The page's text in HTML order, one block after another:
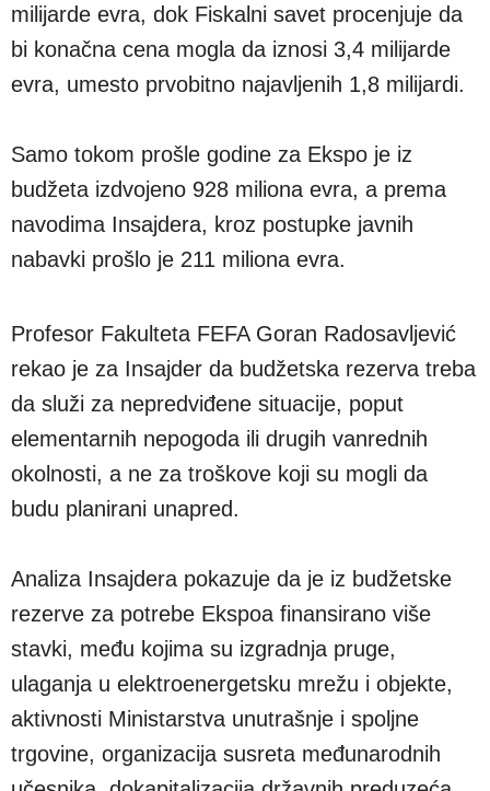
milijarde evra, dok Fiskalni savet procenjuje da
bi konačna cena mogla da iznosi 3,4 milijarde
evra, umesto prvobitno najavljenih 1,8 milijardi.
Samo tokom prošle godine za Ekspo je iz
budžeta izdvojeno 928 miliona evra, a prema
navodima Insajdera, kroz postupke javnih
nabavki prošlo je 211 miliona evra.
Profesor Fakulteta FEFA Goran Radosavljević
rekao je za Insajder da budžetska rezerva treba
da služi za nepredviđene situacije, poput
elementarnih nepogoda ili drugih vanrednih
okolnosti, a ne za troškove koji su mogli da
budu planirani unapred.
Analiza Insajdera pokazuje da je iz budžetske
rezerve za potrebe Ekspoa finansirano više
stavki, među kojima su izgradnja pruge,
ulaganja u elektroenergetsku mrežu i objekte,
aktivnosti Ministarstva unutrašnje i spoljne
trgovine, organizacija susreta međunarodnih